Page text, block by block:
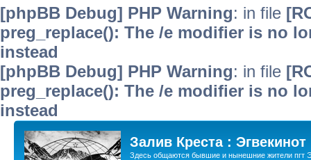
[phpBB Debug] PHP Warning: in file
preg_replace(): The /e modifier is no
instead
[phpBB Debug] PHP Warning: in file
preg_replace(): The /e modifier is no
instead
Залив Креста : Эгвекинот
Здесь общаются бывшие и нынешние жители пгт